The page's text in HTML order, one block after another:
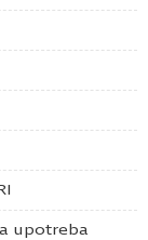
upotreba